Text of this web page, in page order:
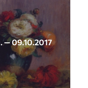
— 09.10.2017